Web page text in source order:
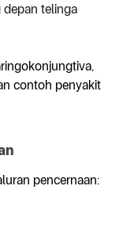
depan telinga
contoh penyakit
pencernaan: